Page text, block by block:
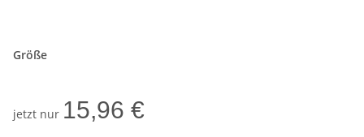
Größe
jetzt nur 15,96 €